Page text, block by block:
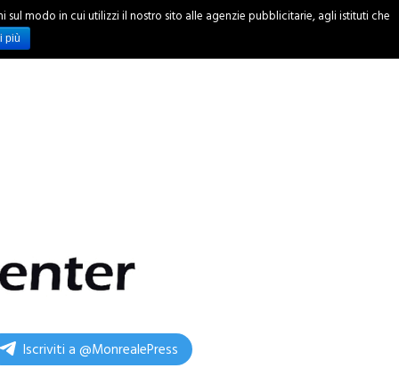
INCHIESTE
Iscriviti a @MonrealePress
modo in cui utilizzi il nostro sito alle agenzie pubblicitarie, agli istituti che
più